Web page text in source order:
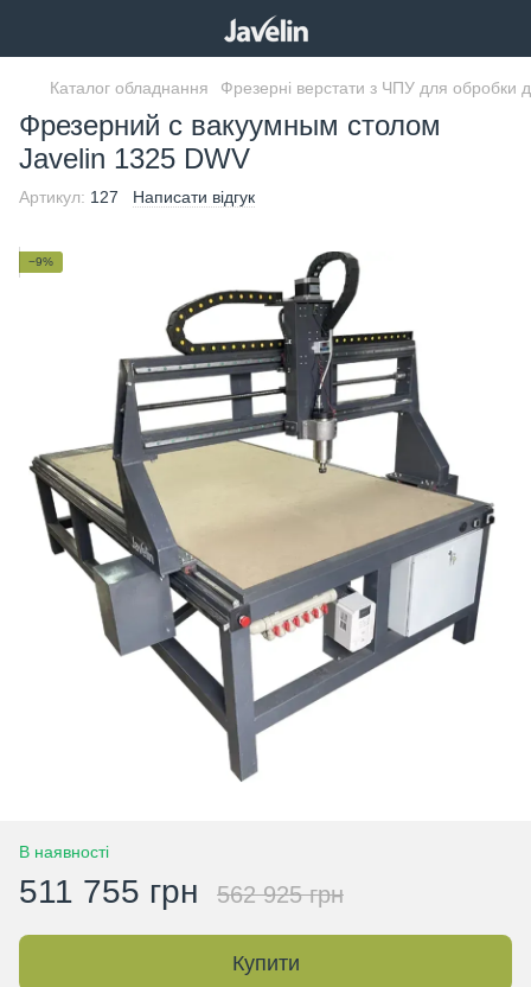
Каталог обладнання Фрезерні верстати з ЧПУ для обробки
Фрезерний с вакуумным столом
Javelin 1325 DWV
Артикул: 127 Написати відгук
−9%
В наявності
511 755 грн 562 925 грн
Купити